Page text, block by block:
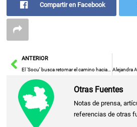
Compartir en Facebook
AntANTERIOR
Otras Fuentes
Notas de prensa,
referencias de otras